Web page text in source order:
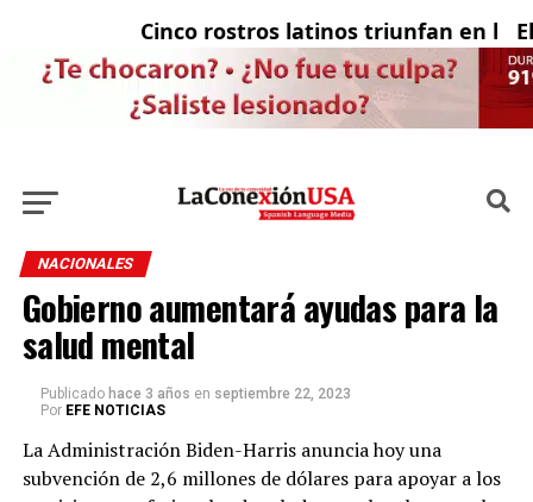
Cinco rostros latinos triunfan en laEl
NACIONALES
Gobierno aumentará ayudas para la
salud mental
Publicado hace 3 años en septiembre 22, 2023
Por EFE NOTICIAS
La Administración Biden-Harris anuncia hoy una
subvención de 2,6 millones de dólares para apoyar a los